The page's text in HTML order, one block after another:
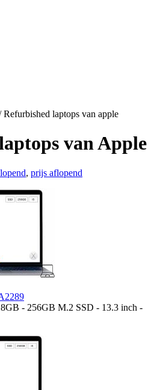
Refurbished laptops van apple
van Apple
, prijs aflopend
- 256GB M.2 SSD - 13.3 inch -